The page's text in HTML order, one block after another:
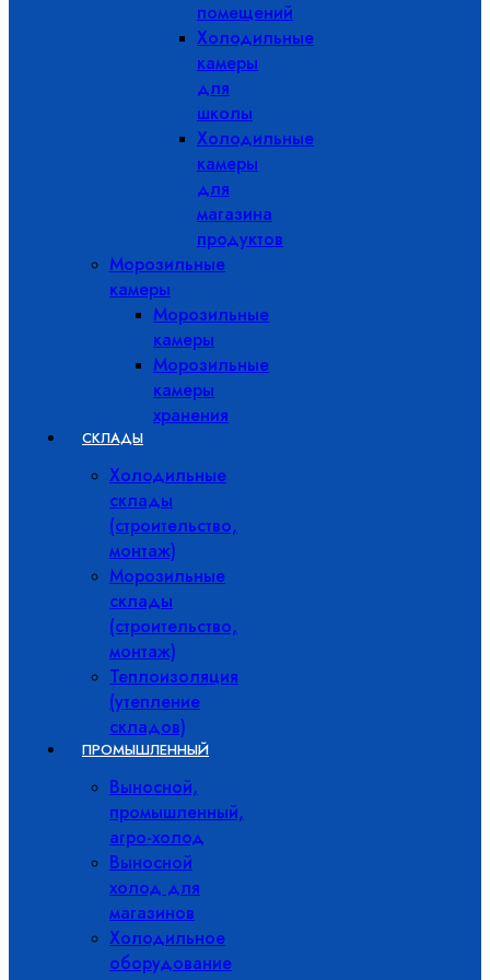
помещений
Холодильные
камеры
для
школы
Холодильные
камеры
для
магазина
продуктов
Морозильные
камеры
Морозильные
камеры
Морозильные
камеры
хранения
СКЛАДЫ
Холодильные
склады
(строительство,
монтаж)
Морозильные
склады
(строительство,
монтаж)
Теплоизоляция
(утепление
складов)
ПРОМЫШЛЕННЫЙ
Выносной,
промышленный,
агро-холод
Выносной
холод для
магазинов
Холодильное
оборудование